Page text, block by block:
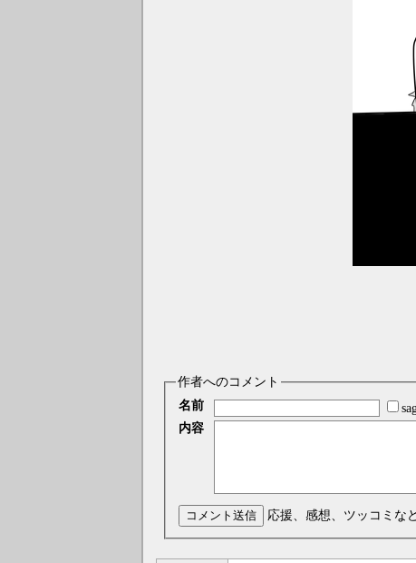
作者へのコメント
名前
内容
コメント送信 応援、感想、ツッコミな